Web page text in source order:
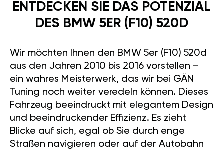
ENTDECKEN SIE DAS POTENZIAL
DES BMW 5ER (F10) 520D
Wir möchten Ihnen den BMW 5er (F10) 520d
aus den Jahren 2010 bis 2016 vorstellen –
ein wahres Meisterwerk, das wir bei GÄN
Tuning noch weiter veredeln können. Dieses
Fahrzeug beeindruckt mit elegantem Design
und beeindruckender Effizienz. Es zieht
Blicke auf sich, egal ob Sie durch enge
Straßen navigieren oder auf der Autobahn